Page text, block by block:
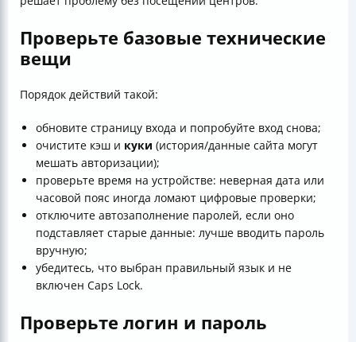
Проверьте базовые технические
вещи
Порядок действий такой:
обновите страницу входа и попробуйте вход снова;
очистите кэш и куки (история/данные сайта могут
мешать авторизации);
проверьте время на устройстве: неверная дата или
часовой пояс иногда ломают цифровые проверки;
отключите автозаполнение паролей, если оно
подставляет старые данные: лучше вводить пароль
вручную;
убедитесь, что выбран правильный язык и не
включен Caps Lock.
Проверьте логин и пароль